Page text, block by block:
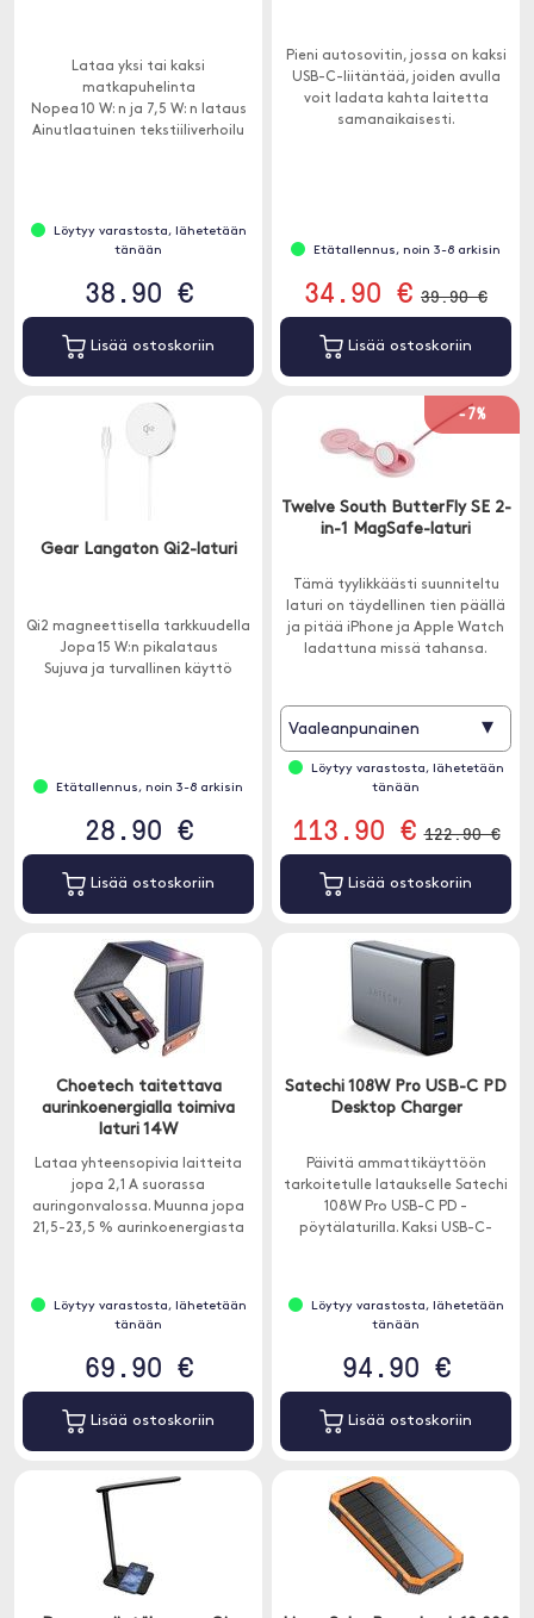
Lataa yksi tai kaksi
matkapuhelinta
Nopea 10 W: n ja 7,5 W: n lataus
Ainutlaatuinen tekstiiliverhoilu
Löytyy varastosta, lähetetään
tänään
38.90 €
Lisää ostoskoriin
Pieni autosovitin, jossa on kaksi
USB-C-liitäntää, joiden avulla
voit ladata kahta laitetta
samanaikaisesti.
Etätallennus, noin 3-8 arkisin
34.90 € 39.90 €
Lisää ostoskoriin
Gear Langaton Qi2-laturi
Qi2 magneettisella tarkkuudella
Jopa 15 W:n pikalataus
Sujuva ja turvallinen käyttö
Etätallennus, noin 3-8 arkisin
28.90 €
Lisää ostoskoriin
-7%
Twelve South ButterFly SE 2-
in-1 MagSafe-laturi
Tämä tyylikkäästi suunniteltu
laturi on täydellinen tien päällä
ja pitää iPhone ja Apple Watch
ladattuna missä tahansa.
Vaaleanpunainen ▾
Löytyy varastosta, lähetetään
tänään
113.90 € 122.90 €
Lisää ostoskoriin
Choetech taitettava
aurinkoenergialla toimiva
laturi 14W
Lataa yhteensopivia laitteita
jopa 2,1 A suorassa
auringonvalossa. Muunna jopa
21,5-23,5 % aurinkoenergiasta
Löytyy varastosta, lähetetään
tänään
69.90 €
Lisää ostoskoriin
Satechi 108W Pro USB-C PD
Desktop Charger
Päivitä ammattikäyttöön
tarkoitetulle lataukselle Satechi
108W Pro USB-C PD -
pöytälaturilla. Kaksi USB-C-
nopeudella - ilman virranjakoa.
Löytyy varastosta, lähetetään
tänään
94.90 €
Lisää ostoskoriin